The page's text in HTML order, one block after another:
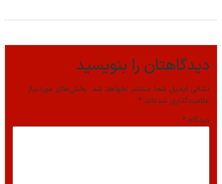
دیدگاهتان را بنویسید
نشانی ایمیل شما منتشر نخواهد شد. بخش‌های موردنیاز
علامت‌گذاری شده‌اند *
دیدگاه *